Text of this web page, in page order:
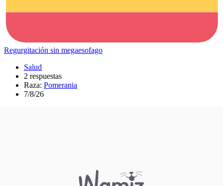
Regurgitación sin megaesofago
Salud
2 respuestas
Raza: Pomerania
7/8/26